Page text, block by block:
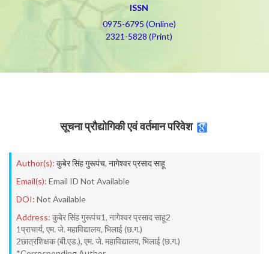
ISSN
0975-6795 (Online)
2321-5828 (Print)
सूचना प्रौद्योगिकी एवं वर्तमान परिवेश
Author(s): कुबेर सिंह गुरूपंच, नागेश्वर प्रसाद साहू
Email(s): Email ID Not Available
DOI: Not Available
Address: कुबेर सिंह गुरूपंच1, नागेश्वर प्रसाद साहू2
1प्राचार्य, एम. जे. महाविद्यालय, भिलाई (छ.ग.)
2छात्रशिक्षक (बी.एड.), एम. जे. महाविद्यालय, भिलाई (छ.ग.)